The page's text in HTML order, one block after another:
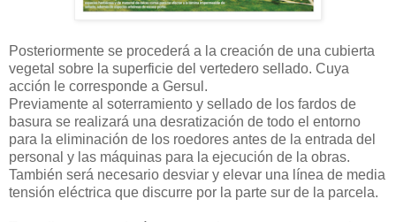
Posteriormente se procederá a la creación de una cubierta
vegetal sobre la superficie del vertedero sellado. Cuya
acción le corresponde a Gersul.
Previamente al soterramiento y sellado de los fardos de
basura se realizará una desratización de todo el entorno
para la eliminación de los roedores antes de la entrada del
personal y las máquinas para la ejecución de la obras.
También será necesario desviar y elevar una línea de media
tensión eléctrica que discurre por la parte sur de la parcela.